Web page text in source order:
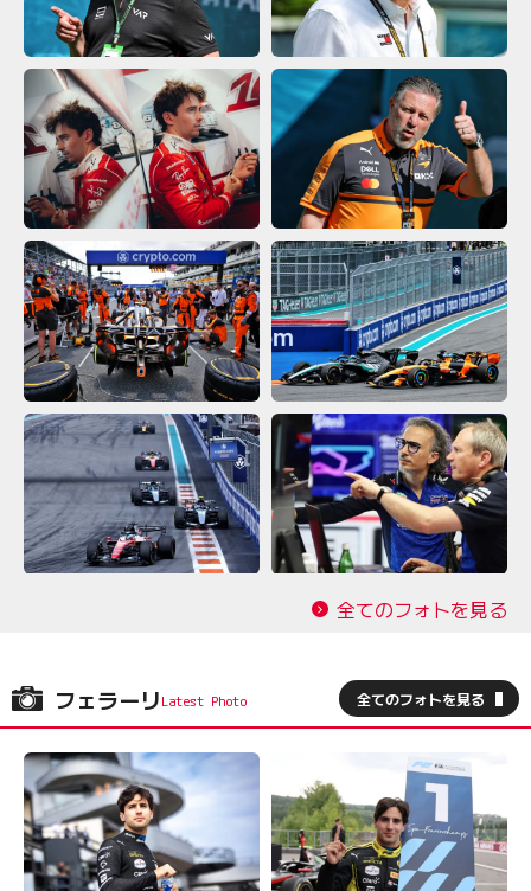
全てのフォトを見る
フェラーリ 全てのフォトを見る